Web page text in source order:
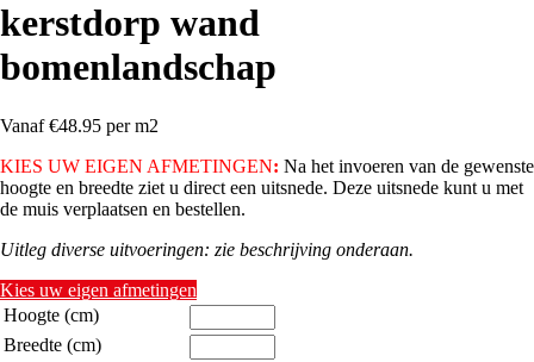
kerstdorp wand
bomenlandschap
Vanaf €48.95 per m2
KIES UW EIGEN AFMETINGEN: Na het invoeren van de gewenste
hoogte en breedte ziet u direct een uitsnede. Deze uitsnede kunt u met
de muis verplaatsen en bestellen.
Uitleg diverse uitvoeringen: zie beschrijving onderaan.
Kies uw eigen afmetingen
Hoogte (cm)
Breedte (cm)